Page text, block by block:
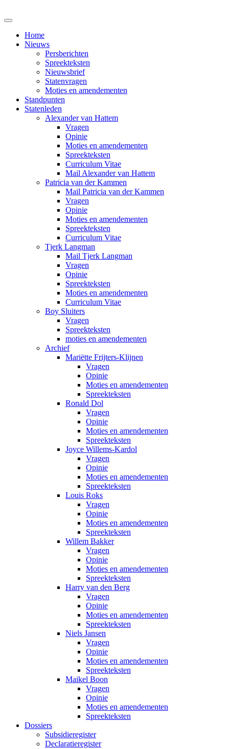
Home
Nieuws
Persberichten
Spreekteksten
Nieuwsbrief
Statenvragen
Moties en amendementen
Standpunten
Statenleden
Alexander van Hattem
Vragen
Opinie
Moties en amendementen
Spreekteksten
Curriculum Vitae
Mail Alexander van Hattem
Patricia van der Kammen
Mail Patricia van der Kammen
Vragen
Opinie
Moties en amendementen
Spreekteksten
Curriculum Vitae
Tjerk Langman
Mail Tjerk Langman
Vragen
Opinie
Spreekteksten
Moties en amendementen
Curriculum Vitae
Boy Sluiters
Vragen
Spreekteksten
moties en amendementen
Archief
Mariëtte Frijters-Klijnen
Vragen
Opinie
Moties en amendementen
Spreekteksten
Ronald Dol
Vragen
Opinie
Moties en amendementen
Spreekteksten
Joyce Willems-Kardol
Vragen
Opinie
Moties en amendementen
Spreekteksten
Louis Roks
Vragen
Opinie
Moties en amendementen
Spreekteksten
Willem Bakker
Vragen
Opinie
Moties en amendementen
Spreekteksten
Harry van den Berg
Vragen
Opinie
Moties en amendementen
Spreekteksten
Niels Jansen
Vragen
Opinie
Moties en amendementen
Spreekteksten
Maikel Boon
Vragen
Opinie
Moties en amendementen
Spreekteksten
Dossiers
Subsidieregister
Declaratieregister